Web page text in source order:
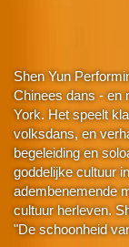
Shen Yun
Chinees dans - en
York. Het speelt
volksdans, en
begeleiding en
goddelijke cultuur
adembenemende
cultuur herleven.
"De schoonheid